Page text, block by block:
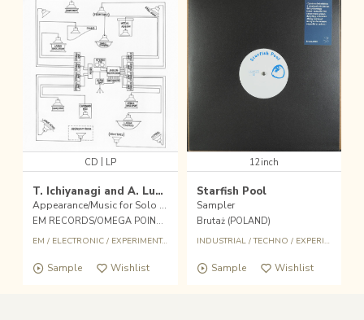
CD LP
T. Ichiyanagi and A. Lucier
Appearance/Music for Solo Performer: Compositions
EM RECORDS/OMEGA POINT (JPN)
EM / ELECTRONIC/ EXPERIMENTAL
Sample Wishlist
12inch
Starfish Pool
Sampler
Brutaż (POLAND)
INDUSTRIAL/TECHNO / EXPERIMENTAL
Sample Wishlist